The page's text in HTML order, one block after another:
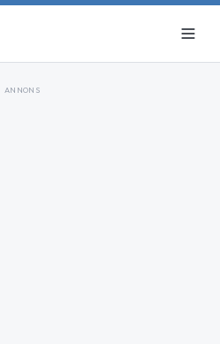
ANNONS